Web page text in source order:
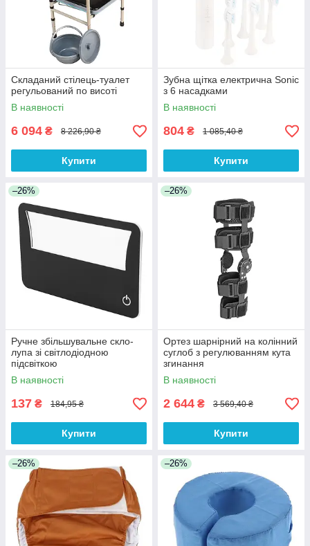
Складаний стілець-туалет
регульований по висоті
В наявності
6 094 ₴ 8 226,90 ₴
Купити
Зубна щітка електрична Sonic
з 6 насадками
В наявності
804 ₴ 1 085,40 ₴
Купити
–26%
Ручне збільшувальне скло-
лупа зі світлодіодною
підсвіткою
В наявності
137 ₴ 184,95 ₴
Купити
–26%
Ортез шарнірний на колінний
суглоб з регулюванням кута
згинання
В наявності
2 644 ₴ 3 569,40 ₴
Купити
–26% –26%